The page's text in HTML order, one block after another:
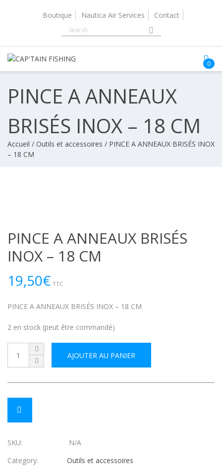
Boutique Nautica Air Services Contact
0
PINCE A ANNEAUX
BRISÉS INOX – 18 CM
Accueil / Outils et accessoires / PINCE A ANNEAUX BRISÉS INOX
– 18 CM
PINCE A ANNEAUX BRISÉS
INOX – 18 CM
19,50€ TTC
PINCE A ANNEAUX BRISÉS INOX – 18 CM
2 en stock (peut être commandé)
AJOUTER AU PANIER
SKU:
N/A
Category:
Outils et accessoires